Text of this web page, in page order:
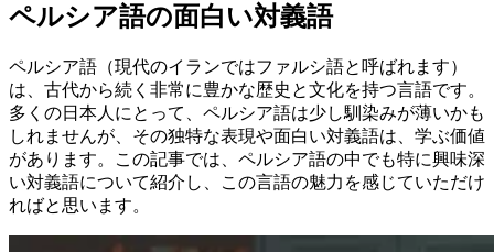
ペルシア語の面白い対義語
ペルシア語（現代のイランではファルシ語と呼ばれます）
は、古代から続く非常に豊かな歴史と文化を持つ言語です。
多くの日本人にとって、ペルシア語は少し馴染みが薄いかも
しれませんが、その独特な表現や面白い対義語は、学ぶ価値
があります。この記事では、ペルシア語の中でも特に興味深
い対義語について紹介し、この言語の魅力を感じていただけ
ればと思います。